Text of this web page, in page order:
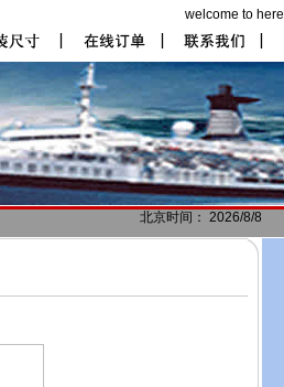
welcome to here
北京时间： 2026/8/8